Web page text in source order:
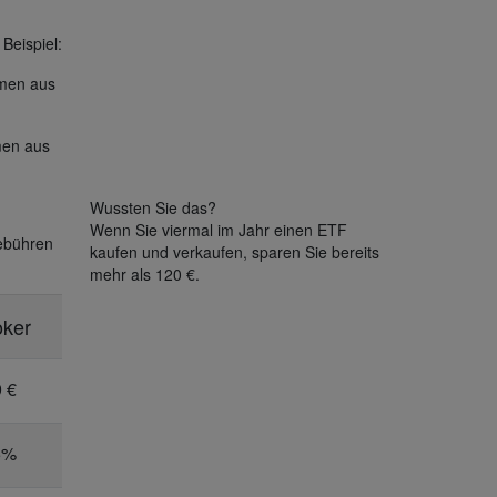
aus
aus
€
Wussten Sie das?
Wenn Sie viermal im Jahr einen ETF
kaufen und verkaufen, sparen Sie bereits
mehr als 120 €.